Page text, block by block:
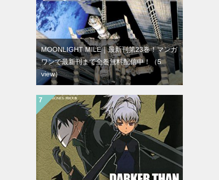
MOONLIGHT MILE｜最新刊第23巻！マンガ
ワンで最新刊まで全巻無料配信中！
（5
view）